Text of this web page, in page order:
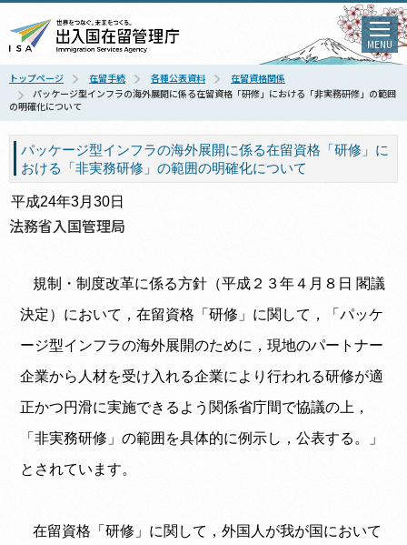
MENU
トップページ 在留手続 各種公表資料
在留資格関係
パッケージ型インフラの海外展開に係る在留資格「研修」における「非実務研修」の範囲
の明確化について
パッケージ型インフラの海外展開に係る在留資格「研修」に
おける「非実務研修」の範囲の明確化について
平成24年3月30日
法務省入国管理局
規制・制度改革に係る方針（平成２３年４月８日 閣議
決定）において，在留資格「研修」に関して，「パッケ
ージ型インフラの海外展開のために，現地のパートナー
企業から人材を受け入れる企業により行われる研修が適
正かつ円滑に実施できるよう関係省庁間で協議の上，
「非実務研修」の範囲を具体的に例示し，公表する。」
とされています。
在留資格「研修」に関して，外国人が我が国において